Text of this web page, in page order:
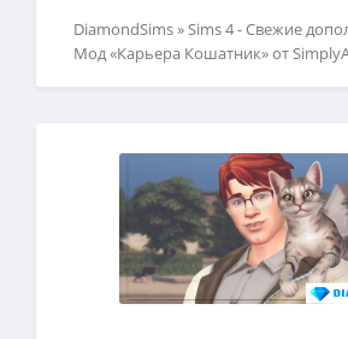
DiamondSims»Sims 4 - Свежие
Мод «Карьера Кошатник» от